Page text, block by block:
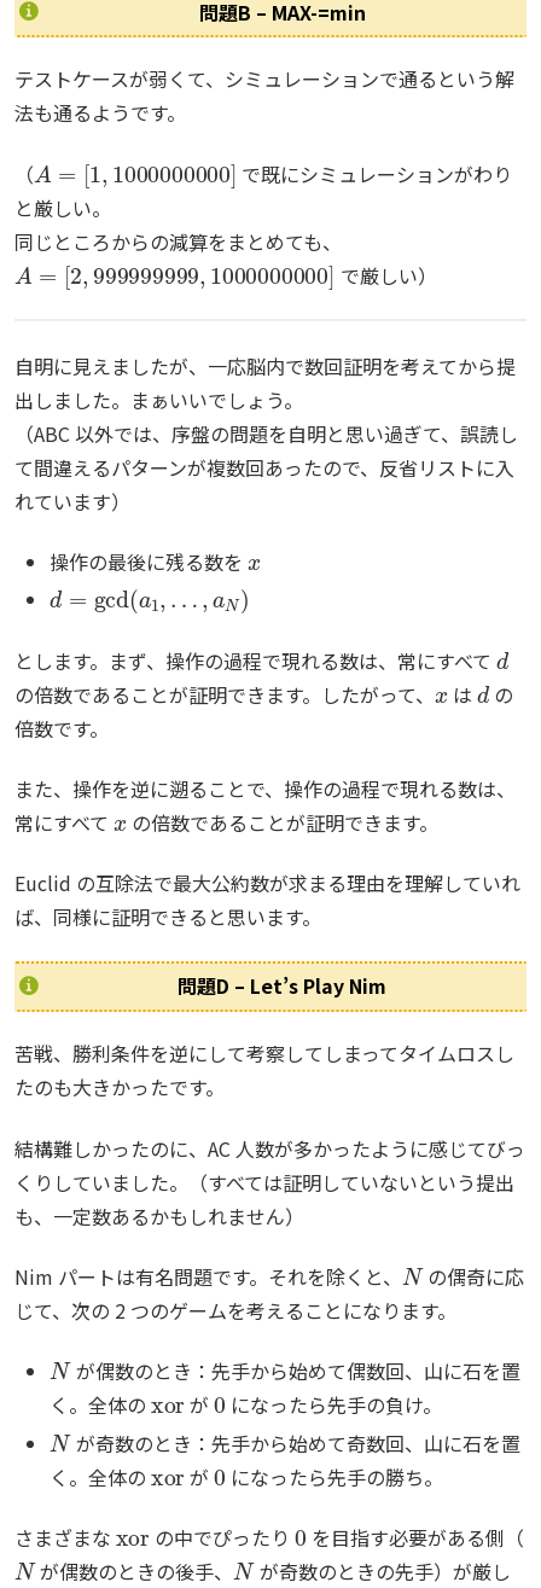
問題B – MAX-=min
テストケースが弱くて、シミュレーションで通るという解
法も通るようです。
（
, ]
で既にシミュレーションがわり
と厳しい。
同じところからの減算をまとめても、
A=
[2,999999999,1000000000 ]
で厳しい）
自明に見えましたが、一応脳内で数回証明を考えてから提
出しました。まぁいいでしょう。
（ABC 以外では、序盤の問題を自明と思い過ぎて、誤読し
て間違えるパターンが複数回あったので、反省リストに入
れています）
操作の最後に残る数を
d=gcd(a1,…,aN)
とします。まず、操作の過程で現れる数は、常にすべて
の倍数であることが証明できます。したがって、
x
は
d
の
倍数です。
また、操作を逆に遡ることで、操作の過程で現れる数は、
常にすべて
x
の倍数であることが証明できます。
Euclid の互除法で最大公約数が求まる理由を理解していれ
ば、同様に証明できると思います。
問題D – Let’s Play Nim
苦戦、勝利条件を逆にして考察してしまってタイムロスし
たのも大きかったです。
結構難しかったのに、AC 人数が多かったように感じてびっ
くりしていました。（すべては証明していないという提出
も、一定数あるかもしれません）
Nim パートは有名問題です。それを除くと、
の偶奇に応
じて、次の 2 つのゲームを考えることになります。
が偶数のとき：先手から始めて偶数回、山に石を置
く。全体の
xor
が
0
になったら先手の負け。
N
が奇数のとき：先手から始めて奇数回、山に石を置
く。全体の
xor
が
0
になったら先手の勝ち。
さまざまな の中でぴったり を目指す必要がある側（
N
が偶数のときの後手、
N
が奇数のときの先手）が厳し